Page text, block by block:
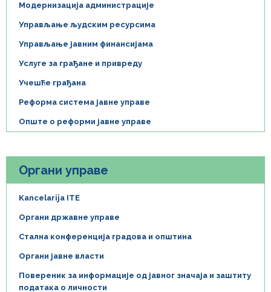
Модернизација администрације
Управљање људским ресурсима
Управљање јавним финансијама
Услуге за грађане и привреду
Учешће грађана
Реформа система јавне управе
Опште о реформи јавне управе
Органи управе
Kancelarija ITE
Органи државне управе
Стална конференција градова и општина
Органи јавне власти
Повереник за информације од јавног значаја и заштиту
података о личности